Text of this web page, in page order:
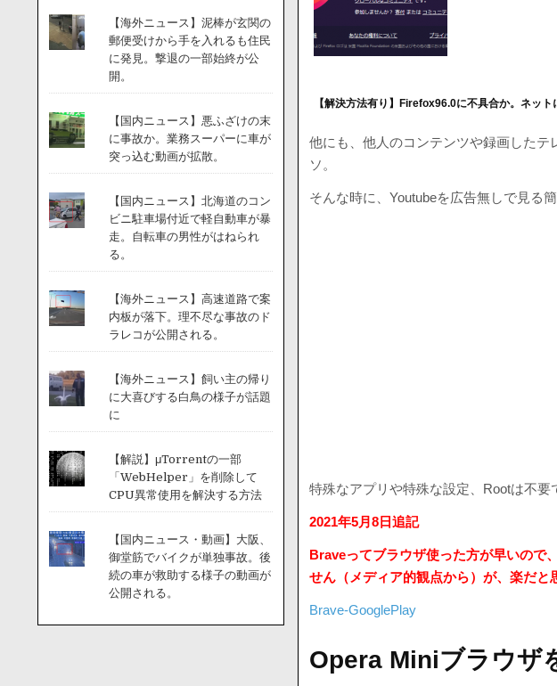
【解決方法有り】Firefox96.0に不具合か。ネッ
他にも、他人のコンテンツや録画した
ソ。
そんな時に、Youtubeを広告無しで見る
特殊なアプリや特殊な設定、Rootは不要
2021年5月8日追記
Braveってブラウザ使った方が早いので
せん（メディア的観点から）が、楽だと
Brave-GooglePlay
Opera Miniブラウザ
【海外ニュース】泥棒が玄関の
郵便受けから手を入れるも住民
に発見。撃退の一部始終が公
開。
【国内ニュース】悪ふざけの末
に事故か。業務スーパーに車が
突っ込む動画が拡散。
【国内ニュース】北海道のコン
ビニ駐車場付近で軽自動車が暴
走。自転車の男性がはねられ
る。
【海外ニュース】高速道路で案
内板が落下。理不尽な事故のド
ラレコが公開される。
【海外ニュース】飼い主の帰り
に大喜びする白鳥の様子が話題
に
【解説】μTorrentの一部
「WebHelper」を削除して
CPU異常使用を解決する方法
【国内ニュース・動画】大阪、
御堂筋でバイクが単独事故。後
続の車が救助する様子の動画が
公開される。